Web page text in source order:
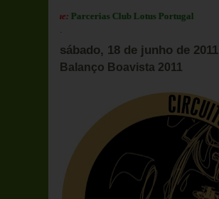
Parcerias Club Lotus Portugal
sábado, 18 de junho de 2011
Balanço Boavista 2011